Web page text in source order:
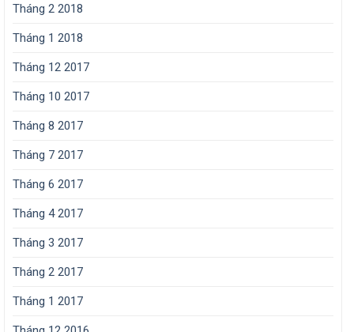
Tháng 2 2018
Tháng 1 2018
Tháng 12 2017
Tháng 10 2017
Tháng 8 2017
Tháng 7 2017
Tháng 6 2017
Tháng 4 2017
Tháng 3 2017
Tháng 2 2017
Tháng 1 2017